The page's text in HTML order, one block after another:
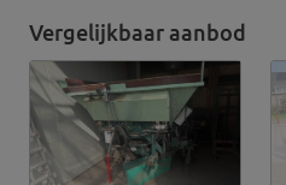
Vergelijkbaar aanbod